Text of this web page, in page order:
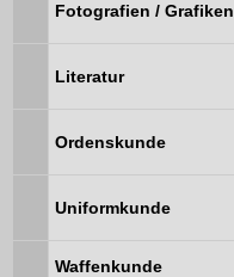
Fotografien / Grafiken
Literatur
Ordenskunde
Uniformkunde
Waffenkunde